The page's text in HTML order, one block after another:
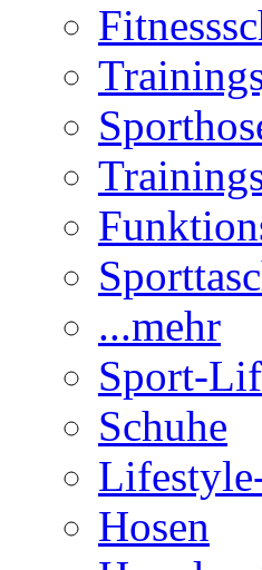
...mehr
Sport-
Schuhe
Hosen